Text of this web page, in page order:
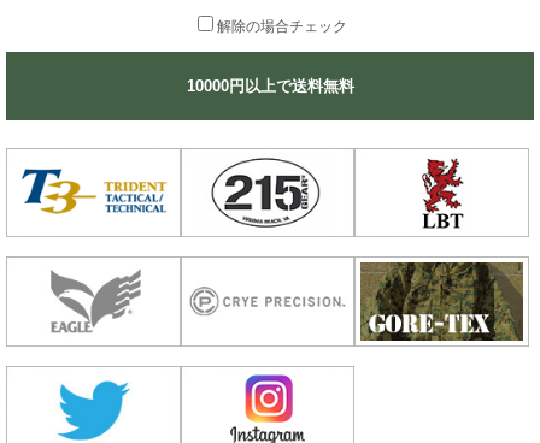
解除の場合チェック
10000円以上で送料無料